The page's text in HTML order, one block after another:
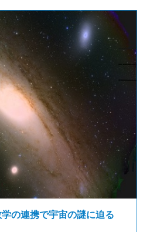
の連携で宇宙の謎に迫る